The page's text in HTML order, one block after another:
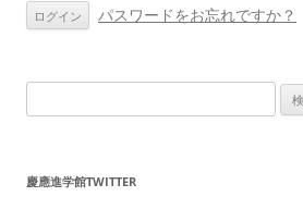
ン
パスワードをお忘れですか？
索:
慶應進学館TWITTER